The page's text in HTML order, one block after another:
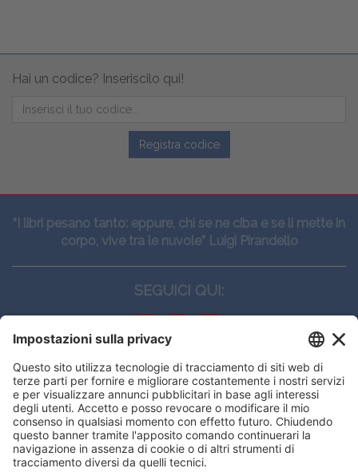
Hai un codice? Inseriscilo qui!
Registra codice
“I libri pesano tanto: eppure, chi se ne ciba e se li mette in
corpo, vive tra le nuvole” Luigi Pirandello
SEGUICI QUI:
CONTATTI
Edi.Ermes srl
Viale E. Forlanini, 21 - 20134, Milano
(+39)027021121
E-mail:eeinfo@eenet.it